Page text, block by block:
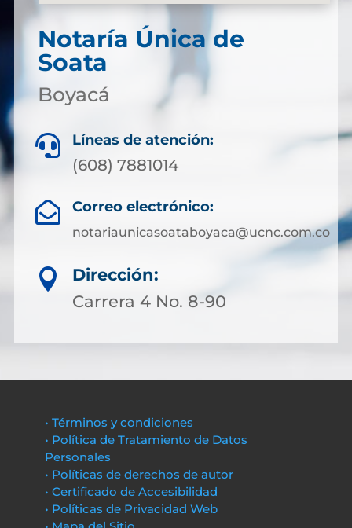
Notaría Única de
Soata
Boyacá
 Líneas de atención:
(608) 7881014
 Correo electrónico:
notariaunicasoataboyaca@ucnc.com.co

Dirección:
Carrera 4 No. 8-90
• Términos y condiciones
• Política de Tratamiento de Datos
Personales
• Políticas de derechos de autor
• Certificado de Accesibilidad
• Políticas de Privacidad Web